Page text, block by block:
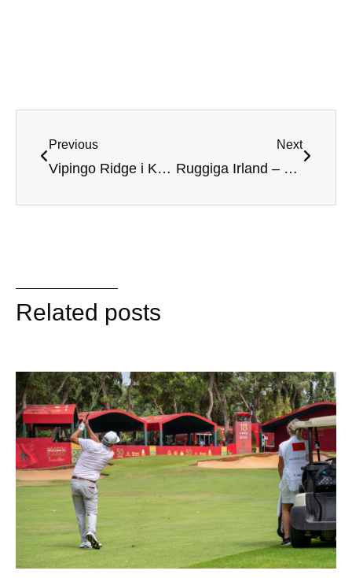
Previous
Vipingo Ridge i Kenya – En bana med utsikt
Next
Ruggiga Irland – Linksgolf när det är som allra bäst
Related posts